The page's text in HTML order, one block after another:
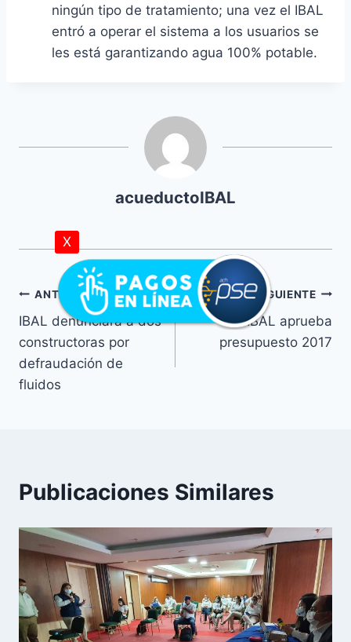
ningún tipo de tratamiento; una vez el IBAL
entró a operar el sistema a los usuarios se
les está garantizando agua 100% potable.
acueductoIBAL
ANTERIOR
IBAL denunciará a dos
constructoras por
defraudación de
fluidos
SIGUIENTE
IBAL aprueba
presupuesto 2017
Publicaciones Similares
X